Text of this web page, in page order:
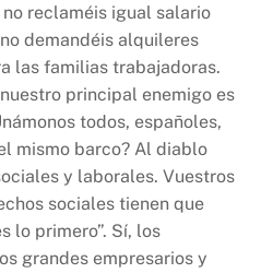
reclaméis igual salario
demandéis alquileres
las familias trabajadoras.
principal enemigo es
todos, españoles,
mismo barco? Al diablo
y laborales. Vuestros
sociales tienen que
lo primero”. Sí, los
grandes empresarios y